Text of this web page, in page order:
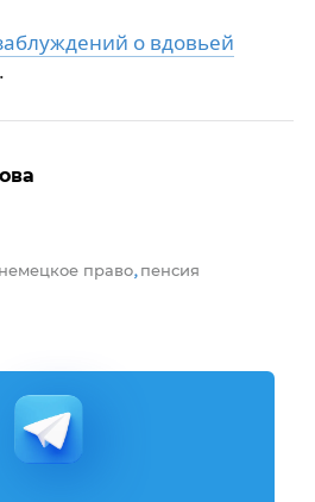
о вдовьей
.
немецкое право, пенсия